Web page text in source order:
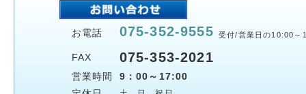
お電話 075-352-9555 受付/営業日の10:00～
FAX 075-353-2021
営業時間
9：00～17:00